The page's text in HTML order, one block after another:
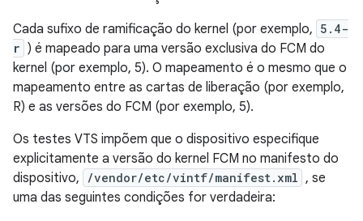
Cada sufixo de ramificação do kernel (por exemplo, 5.4-
r ) é mapeado para uma versão exclusiva do FCM do
kernel (por exemplo, 5). O mapeamento é o mesmo que o
mapeamento entre as cartas de liberação (por exemplo,
R) e as versões do FCM (por exemplo, 5).
Os testes VTS impõem que o dispositivo especifique
explicitamente a versão do kernel FCM no manifesto do
dispositivo,
/vendor/etc/vintf/manifest.xml , se
uma das seguintes condições for verdadeira: